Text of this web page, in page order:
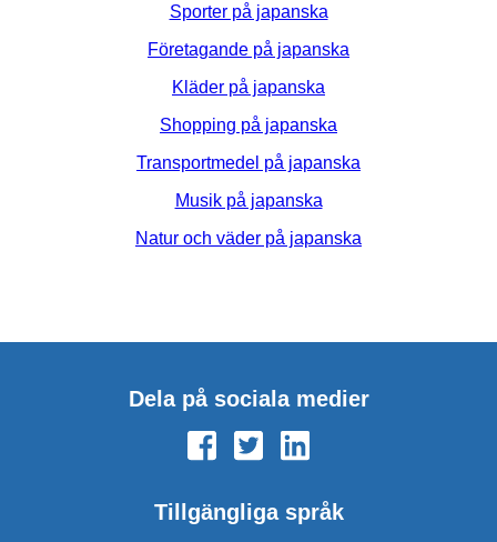
Sporter på japanska
Företagande på japanska
Kläder på japanska
Shopping på japanska
Transportmedel på japanska
Musik på japanska
Natur och väder på japanska
Dela på sociala medier
Tillgängliga språk